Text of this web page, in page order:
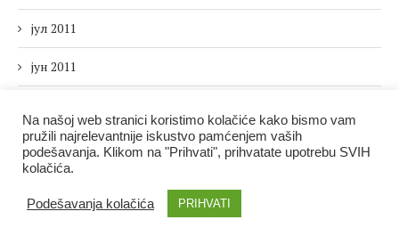
јул 2011
јун 2011
април 2011
Na našoj web stranici koristimo kolačiće kako bismo vam
pružili najrelevantnije iskustvo pamćenjem vaših
podešavanja. Klikom na "Prihvati", prihvatate upotrebu SVIH
kolačića.
Podešavanja kolačića PRIHVATI